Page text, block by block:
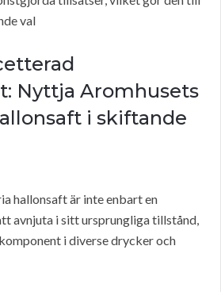
val
Nyttja Aromhusets
i skiftande
hallonsaft är inte enbart en
avnjuta i sitt ursprungliga tillstånd,
i diverse drycker och